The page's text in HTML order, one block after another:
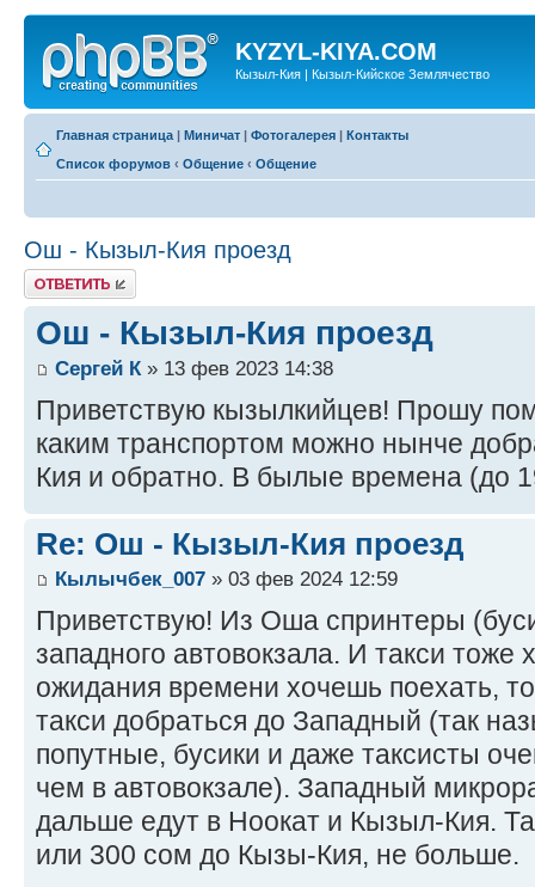
KYZYL-KIYA.COM
Кызыл-Кия | Кызыл-Кийское Землячество
Главная страница | Миничат | Фотогалерея | Контакты
Список форумов ‹ Общение ‹ Общение
Ош - Кызыл-Кия проезд
Ответить
Ош - Кызыл-Кия проезд
Сергей К » 13 фев 2023 14:38
Приветствую кызылкийцев! Прошу
каким транспортом можно нынче
Кия и обратно. В былые времена (до
Re: Ош - Кызыл-Кия проезд
Кылычбек_007 » 03 фев 2024 12:59
Приветствую! Из Оша спринтеры
западного автовокзала. И такси тоже
ожидания времени хочешь поехать,
такси добраться до Западный (так
попутные, бусики и даже таксисты
чем в автовокзале). Западный
дальше едут в Ноокат и Кызыл-Кия.
или 300 сом до Кызы-Кия, не больше.